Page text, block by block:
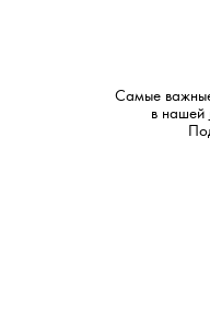
Самые
в нашей